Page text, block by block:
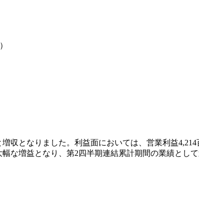
収となりました。利益面においては、営業利益
な増益となり、第2四半期連結累計期間の業績とし